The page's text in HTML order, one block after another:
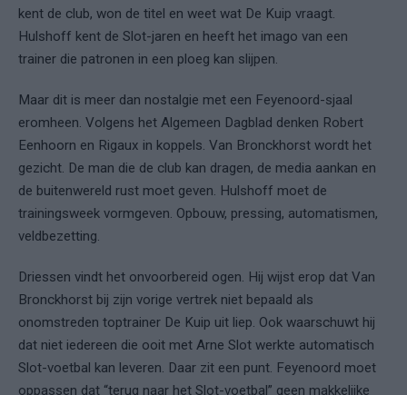
kent de club, won de titel en weet wat De Kuip vraagt.
Hulshoff kent de Slot-jaren en heeft het imago van een
trainer die patronen in een ploeg kan slijpen.
Maar dit is meer dan nostalgie met een Feyenoord-sjaal
eromheen. Volgens het Algemeen Dagblad denken Robert
Eenhoorn en Rigaux in koppels. Van Bronckhorst wordt het
gezicht. De man die de club kan dragen, de media aankan en
de buitenwereld rust moet geven. Hulshoff moet de
trainingsweek vormgeven. Opbouw, pressing, automatismen,
veldbezetting.
Driessen vindt het onvoorbereid ogen. Hij wijst erop dat Van
Bronckhorst bij zijn vorige vertrek niet bepaald als
onomstreden toptrainer De Kuip uit liep. Ook waarschuwt hij
dat niet iedereen die ooit met Arne Slot werkte automatisch
Slot-voetbal kan leveren. Daar zit een punt. Feyenoord moet
oppassen dat “terug naar het Slot-voetbal” geen makkelijke